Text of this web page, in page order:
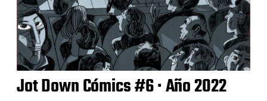
Jot Down Cómics #6 · Año 2022